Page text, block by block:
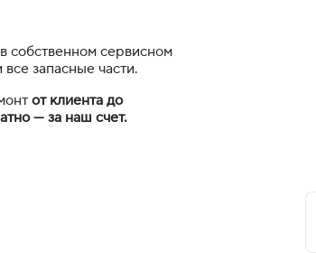
собственном сервисном
запасные части.
от клиента до
— за наш счет.